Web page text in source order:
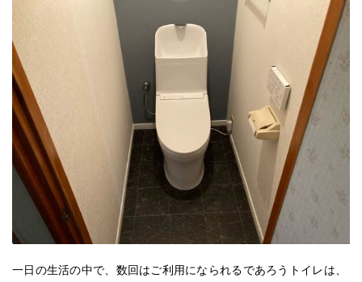
一日の生活の中で、数回はご利用になられるであろうトイレは、